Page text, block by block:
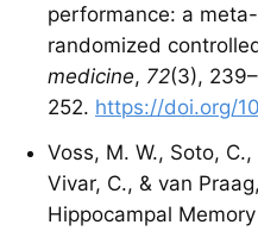
performance: a
randomized
medicine, 72(3), 239–
252. https://doi.org/
Voss, M. W., Soto,
Vivar, C., & van
Hippocampal